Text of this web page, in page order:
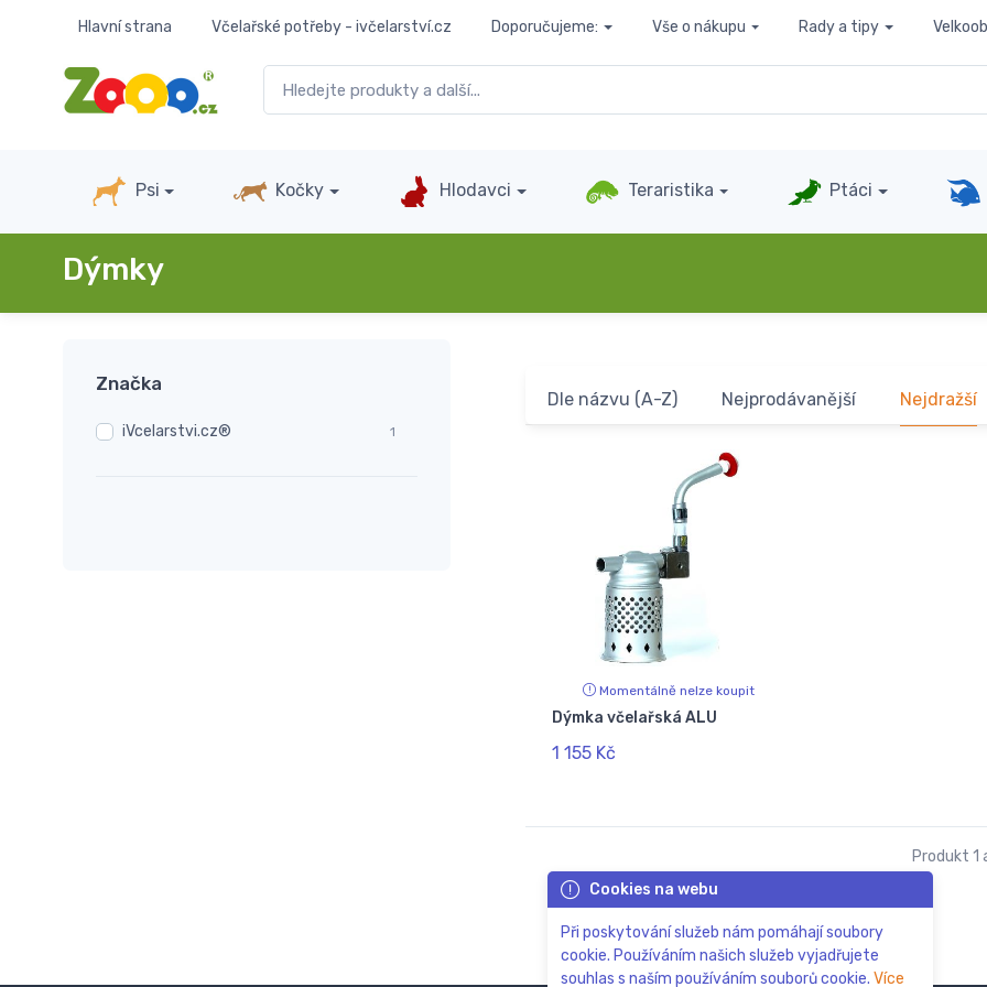
Hlavní strana Včelařské potřeby - ivčelarství.cz Doporučujeme: Vše o nákupu Rady a tipy
Psi Kočky Hlodavci Teraristika Ptáci
Dýmky
Značka
iVcelarstvi.cz® 1
Dle názvu (A-Z) Nejprodávanější Nejdražší
Momentálně nelze koupit
Dýmka včelařská ALU
1 155 Kč
Produkt 1
Cookies na webu
Při poskytování služeb nám pomáhají soubory
cookie. Používáním našich služeb vyjadřujete
souhlas s naším používáním souborů cookie. Více